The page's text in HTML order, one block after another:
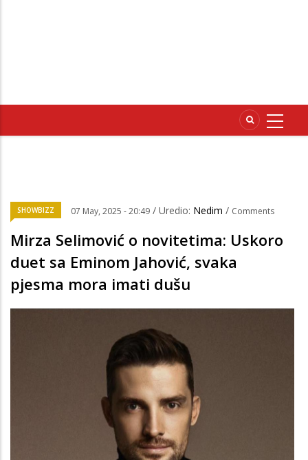
SHOWBIZZ 07 May, 2025 - 20:49 / Uredio: Nedim / Comments
Mirza Selimović o novitetima: Uskoro
duet sa Eminom Jahović, svaka
pjesma mora imati dušu